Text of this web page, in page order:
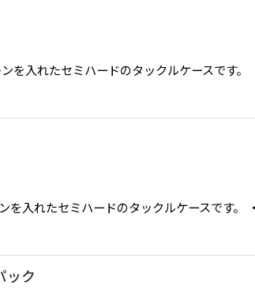
を入れたセミハードのタックルケースです。
入れたセミハードのタックルケースです。
ック